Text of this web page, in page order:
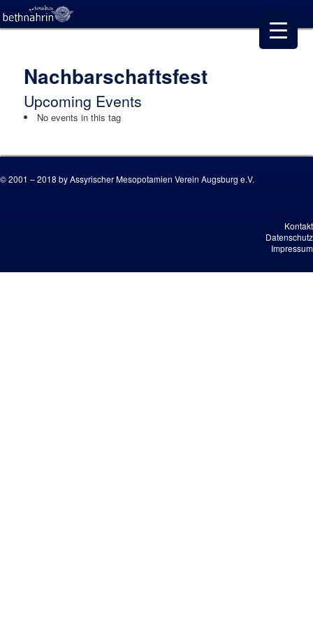
Nachbarschaftsfest
Upcoming Events
No events in this tag
© 2001 – 2018 by Assyrischer Mesopotamien Verein Augsburg e.V.
Kontakt
Datenschutz
Impressum